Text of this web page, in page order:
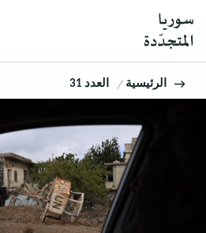
الرئيسية العدد 31